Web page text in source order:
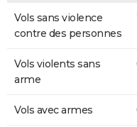
Vols sans violence
contre des personnes
Vols violents sans
arme
Vols avec armes